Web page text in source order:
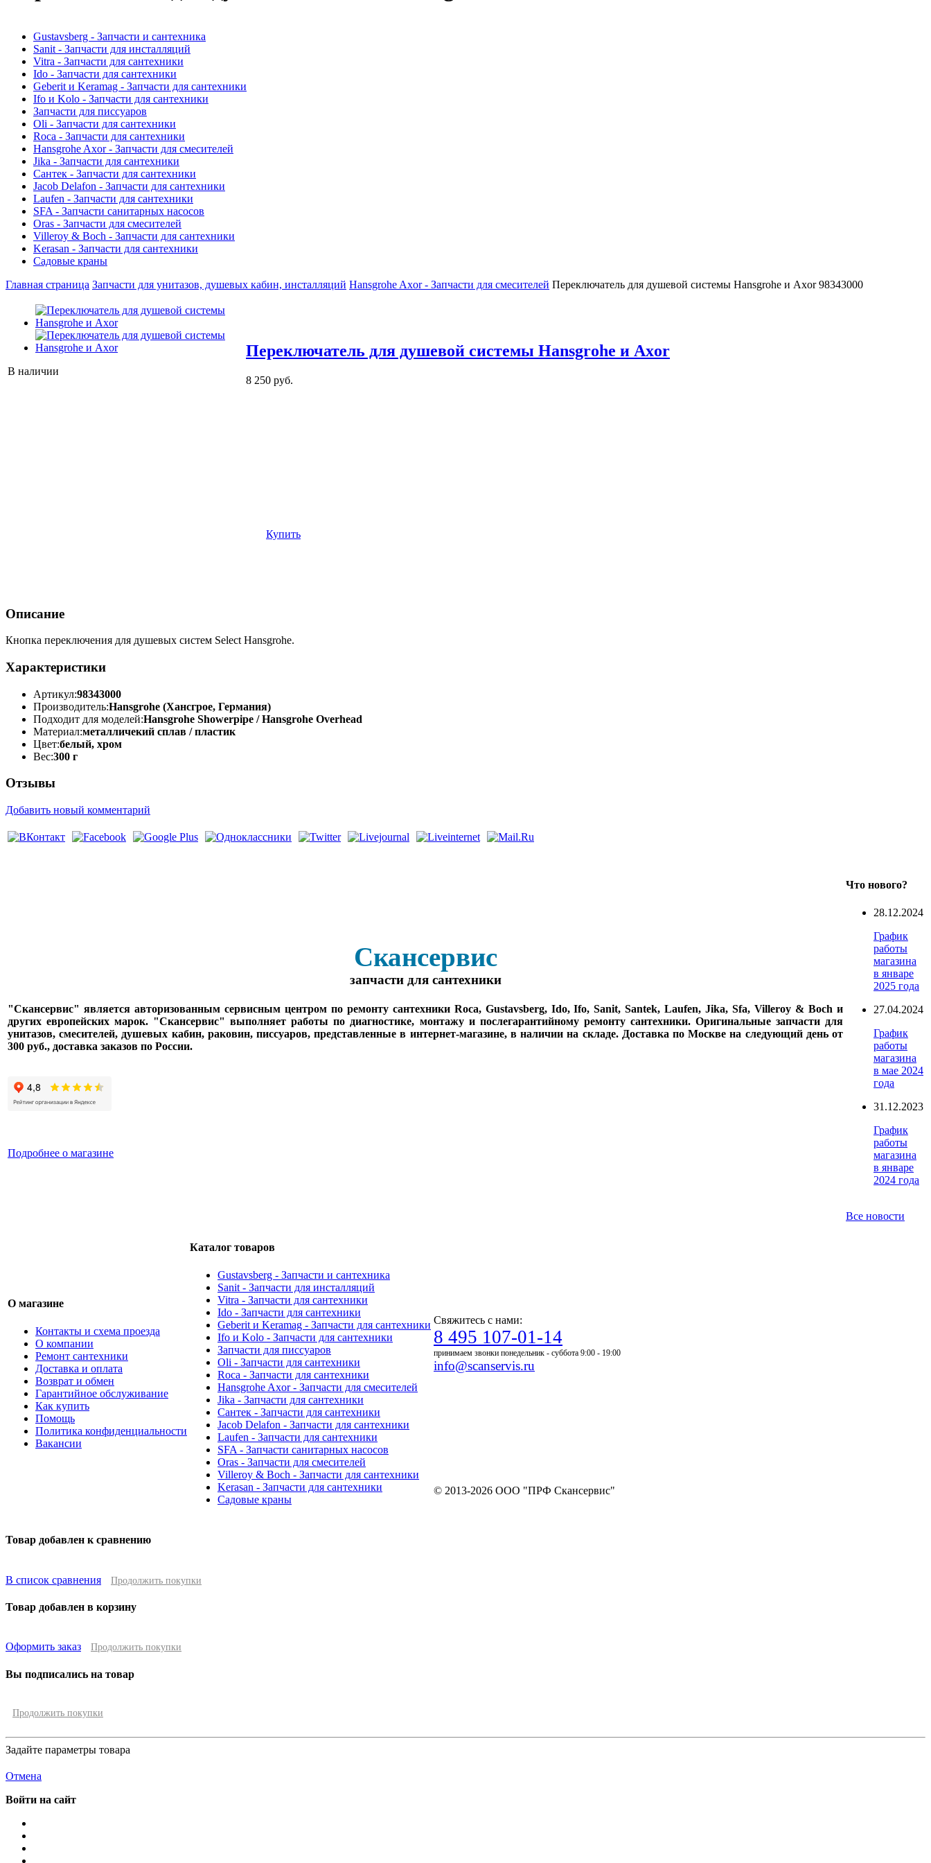
Gustavsberg - Запчасти и сантехника
Sanit - Запчасти для инсталляций
Vitra - Запчасти для сантехники
Ido - Запчасти для сантехники
Geberit и Keramag - Запчасти для сантехники
Ifo и Kolo - Запчасти для сантехники
Запчасти для писсуаров
Oli - Запчасти для сантехники
Roca - Запчасти для сантехники
Hansgrohe Axor - Запчасти для смесителей
Jika - Запчасти для сантехники
Сантек - Запчасти для сантехники
Jacob Delafon - Запчасти для сантехники
Laufen - Запчасти для сантехники
SFA - Запчасти санитарных насосов
Oras - Запчасти для смесителей
Villeroy & Boch - Запчасти для сантехники
Kerasan - Запчасти для сантехники
Садовые краны
Главная страница Запчасти для унитазов, душевых кабин, инсталляций Hansgrohe Axor - Запчасти для смесителей Переключатель для душевой системы Hansgrohe и Axor 98343000
В наличии
Переключатель для душевой системы Hansgrohe и Axor
8 250 руб.
Купить
Описание
Кнопка переключения для душевых систем Select Hansgrohe.
Характеристики
Артикул:98343000
Производитель:Hansgrohe (Хансгрое, Германия)
Подходит для моделей:Hansgrohe Showerpipe / Hansgrohe Overhead
Материал:металличекий сплав / пластик
Цвет:белый, хром
Вес:300 г
Отзывы
Добавить новый комментарий
Скансервис
запчасти для сантехники
"Скансервис" является авторизованным сервисным центром по ремонту сантехники Roca, Gustavsberg, Ido, Ifo, Sanit, Santek, Laufen, Jika, Sfa, Villeroy & Boch и
других европейских марок. "Скансервис" выполняет работы по диагностике, монтажу и послегарантийному ремонту сантехники. Оригинальные запчасти для
унитазов, смесителей, душевых кабин, раковин, писсуаров, представленные в интернет-магазине, в наличии на складе. Доставка по Москве на следующий день от
300 руб., доставка заказов по России.
Подробнее о магазине
Что нового?
28.12.2024
График
работы
магазина
в январе
2025 года
27.04.2024
График
работы
магазина
в мае 2024
года
31.12.2023
График
работы
магазина
в январе
2024 года
Все новости
О магазине
Контакты и схема проезда
О компании
Ремонт сантехники
Доставка и оплата
Возврат и обмен
Гарантийное обслуживание
Как купить
Помощь
Политика конфиденциальности
Вакансии
Каталог товаров
Gustavsberg - Запчасти и сантехника
Sanit - Запчасти для инсталляций
Vitra - Запчасти для сантехники
Ido - Запчасти для сантехники
Geberit и Keramag - Запчасти для сантехники
Ifo и Kolo - Запчасти для сантехники
Запчасти для писсуаров
Oli - Запчасти для сантехники
Roca - Запчасти для сантехники
Hansgrohe Axor - Запчасти для смесителей
Jika - Запчасти для сантехники
Сантек - Запчасти для сантехники
Jacob Delafon - Запчасти для сантехники
Laufen - Запчасти для сантехники
SFA - Запчасти санитарных насосов
Oras - Запчасти для смесителей
Villeroy & Boch - Запчасти для сантехники
Kerasan - Запчасти для сантехники
Садовые краны
Свяжитесь с нами:
8 495 107-01-14
принимаем звонки понедельник - суббота 9:00 - 19:00
info@scanservis.ru
© 2013-2026 ООО "ПРФ Скансервис"
Товар добавлен к сравнению
В список сравнения Продолжить покупки
Товар добавлен в корзину
Оформить заказ Продолжить покупки
Вы подписались на товар
Продолжить покупки
Задайте параметры товара
Отмена
Войти на сайт